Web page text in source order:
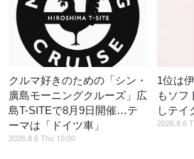
クルマ好きのための「シン・
廣島モーニングクルーズ」広
島T-SITEで8月9日開催…テ
ーマは「ドイツ車」
2026.8.6 Thu 10:00
1位は
もソフ
しテイ
2026.8.6